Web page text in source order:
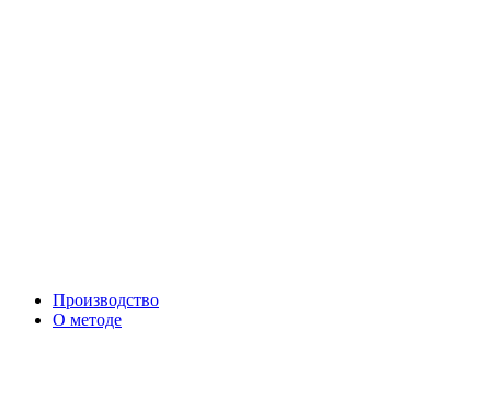
Производство
О методе